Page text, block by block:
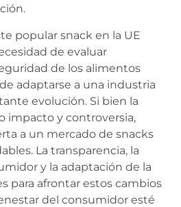
popular snack en la UE
de evaluar
de los alimentos
adaptarse a una industria
evolución. Si bien la
impacto y controversia,
a un mercado de snacks
La transparencia, la
y la adaptación de la
para afrontar estos cambios
del consumidor esté